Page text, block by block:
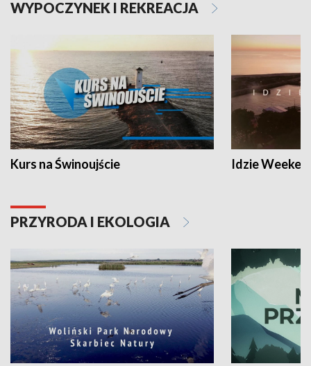
WYPOCZYNEK I REKREACJA
Kurs na Świnoujście Idzie
PRZYRODA I EKOLOGIA